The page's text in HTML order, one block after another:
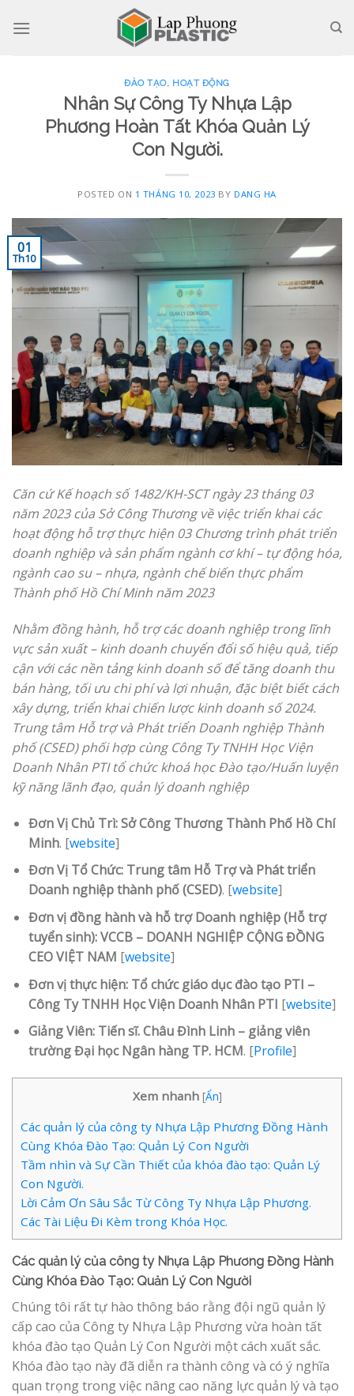
ĐÀO TẠO, HOẠT ĐỘNG
Nhân Sự Công Ty Nhựa Lập
Phương Hoàn Tất Khóa Quản Lý
Con Người.
POSTED ON 1 THÁNG 10, 2023 BY DANG HA
01
Th10
Căn cứ Kế hoạch số 1482/KH-SCT ngày 23 tháng 03
năm 2023 của Sở Công Thương về việc triển khai các
hoạt động hỗ trợ thực hiện 03 Chương trình phát triển
doanh nghiệp và sản phẩm ngành cơ khí – tự động hóa,
ngành cao su – nhựa, ngành chế biến thực phẩm
Thành phố Hồ Chí Minh năm 2023
Nhằm đồng hành, hỗ trợ các doanh nghiệp trong lĩnh
vực sản xuất – kinh doanh chuyển đổi số hiệu quả, tiếp
cận với các nền tảng kinh doanh số để tăng doanh thu
bán hàng, tối ưu chi phí và lợi nhuận, đặc biệt biết cách
xây dựng, triển khai chiến lược kinh doanh số 2024.
Trung tâm Hỗ trợ và Phát triển Doanh nghiệp Thành
phố (CSED) phối hợp cùng Công Ty TNHH Học Viện
Doanh Nhân PTI tổ chức khoá học Đào tạo/Huấn luyện
kỹ năng lãnh đạo, quản lý doanh nghiệp
Đơn Vị Chủ Trì: Sở Công Thương Thành Phố Hồ Chí
Minh. [website]
Đơn Vị Tổ Chức: Trung tâm Hỗ Trợ và Phát triển
Doanh nghiệp thành phố (CSED). [website]
Đơn vị đồng hành và hỗ trợ Doanh nghiệp (Hỗ trợ
tuyển sinh): VCCB – DOANH NGHIỆP CỘNG ĐỒNG
CEO VIỆT NAM [website]
Đơn vị thực hiện: Tổ chức giáo dục đào tạo PTI –
Công Ty TNHH Học Viện Doanh Nhân PTI [website]
Giảng Viên: Tiến sĩ. Châu Đình Linh– giảng viên
trường Đại học Ngân hàng TP. HCM. [Profile]
Xem nhanh [Ẩn]
Các quản lý của công ty Nhựa Lập Phương Đồng Hành
Cùng Khóa Đào Tạo: Quản Lý Con Người
Tầm nhìn và Sự Cần Thiết của khóa đào tạo: Quản Lý
Con Người.
Lời Cảm Ơn Sâu Sắc Từ Công Ty Nhựa Lập Phương.
Các Tài Liệu Đi Kèm trong Khóa Học.
Các quản lý của công ty Nhựa Lập Phương Đồng Hành
Cùng Khóa Đào Tạo: Quản Lý Con Người
Chúng tôi rất tự hào thông báo rằng đội ngũ quản lý
cấp cao của Công ty Nhựa Lập Phương vừa hoàn tất
khóa đào tạo Quản Lý Con Người một cách xuất sắc.
Khóa đào tạo này đã diễn ra thành công và có ý nghĩa
quan trọng trong việc nâng cao năng lực quản lý và tạo